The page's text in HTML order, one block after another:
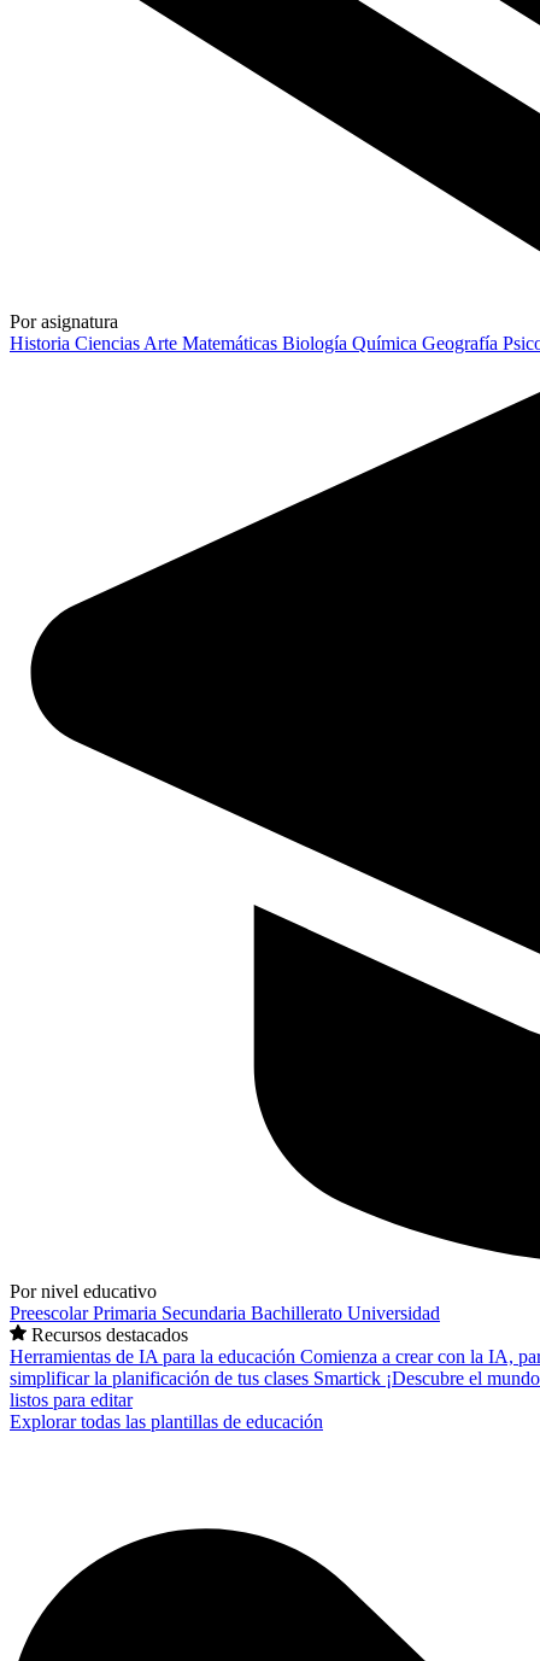
Por asignatura
Historia Ciencias Arte Matemáticas Biología Química Geografía
Por nivel educativo
PreescolarPrimaria Secundaria Bachillerato Universidad
Recursos destacados
Herramientas de IA para la educación Comienza a crear con la IA,
simplificar la planificación de tus clases Smartick ¡Descubre el
listos para editar
Explorar todas las plantillas de educación